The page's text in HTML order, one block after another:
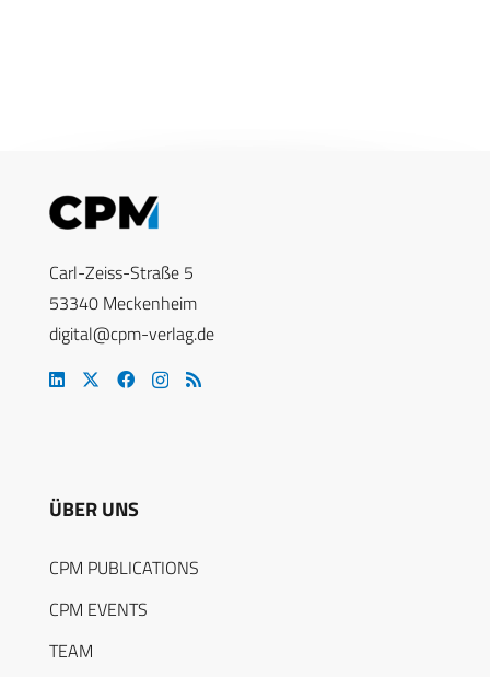
Carl-Zeiss-Straße 5
53340 Meckenheim
digital@cpm-verlag.de
ÜBER UNS
CPM PUBLICATIONS
CPM EVENTS
TEAM